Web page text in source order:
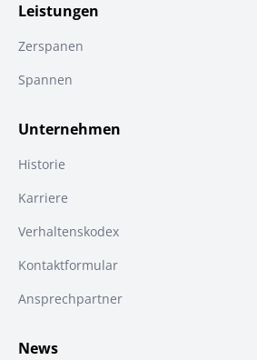
Leistungen
Zerspanen
Spannen
Unternehmen
Historie
Karriere
Verhaltenskodex
Kontaktformular
Ansprechpartner
News